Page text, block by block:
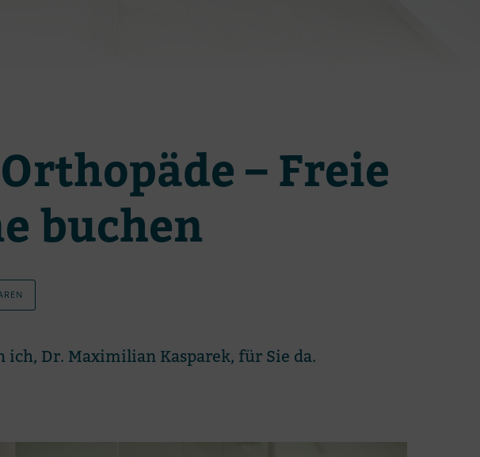
– Freie
buchen
Dr. Ma­xi­mi­lian Kas­pa­rek, für Sie da.